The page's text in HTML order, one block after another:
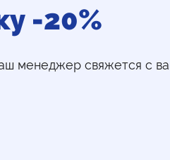
-20%
менеджер свяжется с